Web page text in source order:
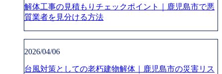
解体工事の見積もりチェックポイント｜鹿児島市で悪
質業者を見分ける方法
2026/04/06
台風対策としての老朽建物解体｜鹿児島市の災害リス